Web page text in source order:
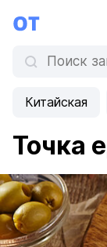
Китайская
Точка